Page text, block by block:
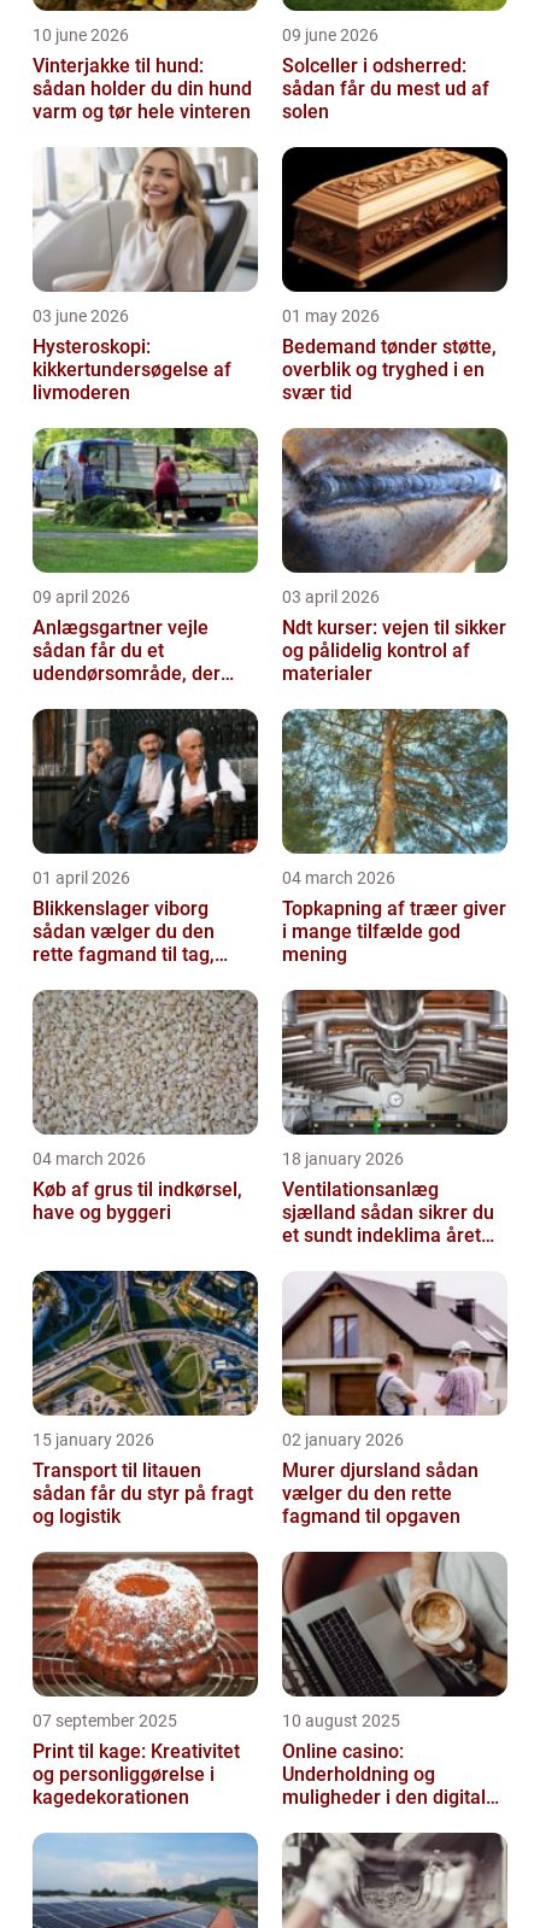
10 june 2026
Vinterjakke til hund:
sådan holder du din hund
varm og tør hele vinteren
09 june 2026
Solceller i odsherred:
sådan får du mest ud af
solen
03 june 2026
Hysteroskopi:
kikkertundersøgelse af
livmoderen
01 may 2026
Bedemand tønder støtte,
overblik og tryghed i en
svær tid
09 april 2026
Anlægsgartner vejle
sådan får du et
udendørsområde, der
03 april 2026
Ndt kurser: vejen til sikker
og pålidelig kontrol af
materialer
01 april 2026
Blikkenslager viborg
sådan vælger du den
rette fagmand til tag,
04 march 2026
Topkapning af træer giver
i mange tilfælde god
mening
04 march 2026
Køb af grus til indkørsel,
have og byggeri
18 january 2026
Ventilationsanlæg
sjælland sådan sikrer du
et sundt indeklima året
15 january 2026
Transport til litauen
sådan får du styr på fragt
og logistik
02 january 2026
Murer djursland sådan
vælger du den rette
fagmand til opgaven
07 september 2025
Print til kage: Kreativitet
og personliggørelse i
kagedekorationen
10 august 2025
Online casino:
Underholdning og
muligheder i den digitale